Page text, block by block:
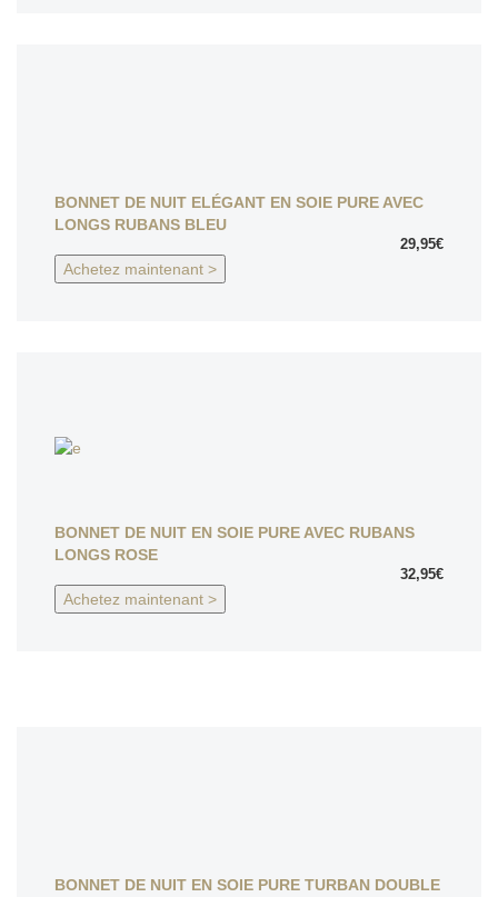
BONNET DE NUIT ELÉGANT EN SOIE PURE AVEC
LONGS RUBANS BLEU
29,95€
Achetez maintenant >
BONNET DE NUIT EN SOIE PURE AVEC RUBANS
LONGS ROSE
32,95€
Achetez maintenant >
BONNET DE NUIT EN SOIE PURE TURBAN DOUBLE